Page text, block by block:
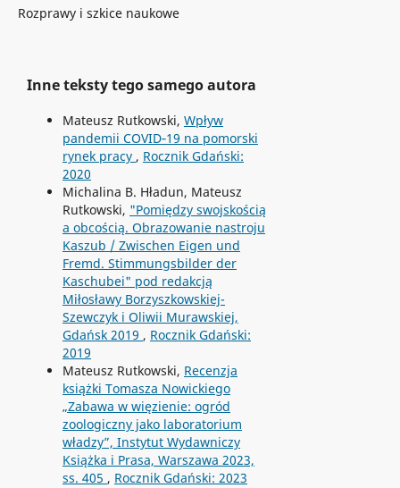
Rozprawy i szkice naukowe
Inne teksty tego samego autora
Mateusz Rutkowski, Wpływ
pandemii COVID­­‑19 na pomorski
rynek pracy , Rocznik Gdański:
2020
Michalina B. Hładun, Mateusz
Rutkowski, "Pomiędzy swojskością
a obcością. Obrazowanie nastroju
Kaszub / Zwischen Eigen und
Fremd. Stimmungsbilder der
Kaschubei" pod redakcją
Miłosławy Borzyszkowskiej-
Szewczyk i Oliwii Murawskiej,
Gdańsk 2019 , Rocznik Gdański:
2019
Mateusz Rutkowski, Recenzja
książki Tomasza Nowickiego
„Zabawa w więzienie: ogród
zoologiczny jako laboratorium
władzy”, Instytut Wydawniczy
Książka i Prasa, Warszawa 2023,
ss. 405 , Rocznik Gdański: 2023